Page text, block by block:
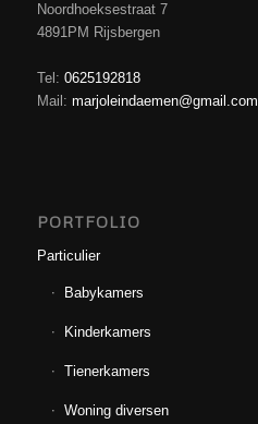
Noordhoeksestraat 7
4891PM Rijsbergen
Tel: 0625192818
Mail: marjoleindaemen@gmail.com
PORTFOLIO
Particulier
Babykamers
Kinderkamers
Tienerkamers
Woning diversen